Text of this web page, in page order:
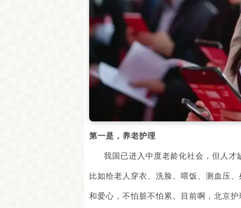
第一是 ， 养老护理
我国已进入中度老龄化社会，但人才
比如给老人穿衣、洗脸、喂饭、测血压
和爱心，不怕脏不怕累。目前啊，北京